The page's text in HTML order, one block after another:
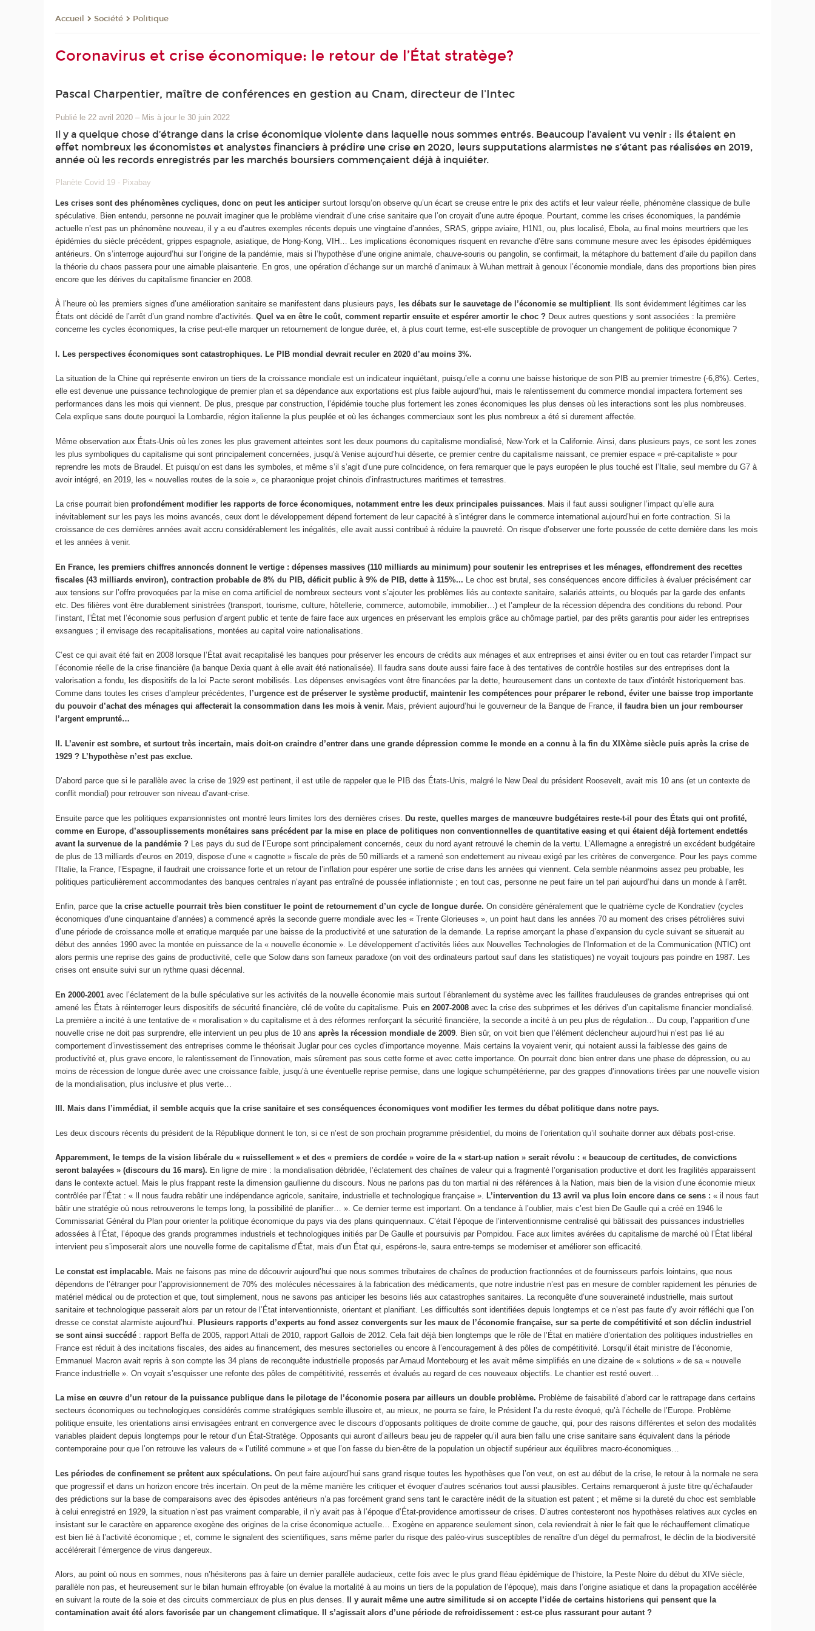
Accueil Société Politique
Coronavirus et crise économique: le retour de l’État stratège?
Pascal Charpentier, maître de conférences en gestion au Cnam, directeur de l'Intec
Publié le 22 avril 2020 – Mis à jour le 30 juin 2022
Il y a quelque chose d’étrange dans la crise économique violente dans laquelle nous sommes entrés. Beaucoup l’avaient vu venir : ils étaient en
effet nombreux les économistes et analystes financiers à prédire une crise en 2020, leurs supputations alarmistes ne s’étant pas réalisées en 2019,
année où les records enregistrés par les marchés boursiers commençaient déjà à inquiéter.
Planète Covid 19 - Pixabay
Les crises sont des phénomènes cycliques, donc on peut les anticiper surtout lorsqu’on observe qu’un écart se creuse entre le prix des actifs et leur valeur réelle, phénomène classique de bulle
spéculative. Bien entendu, personne ne pouvait imaginer que le problème viendrait d’une crise sanitaire que l’on croyait d’une autre époque. Pourtant, comme les crises économiques, la pandémie
actuelle n’est pas un phénomène nouveau, il y a eu d’autres exemples récents depuis une vingtaine d’années, SRAS, grippe aviaire, H1N1, ou, plus localisé, Ebola, au final moins meurtriers que les
épidémies du siècle précédent, grippes espagnole, asiatique, de Hong-Kong, VIH… Les implications économiques risquent en revanche d’être sans commune mesure avec les épisodes épidémiques
antérieurs. On s’interroge aujourd’hui sur l’origine de la pandémie, mais si l’hypothèse d’une origine animale, chauve-souris ou pangolin, se confirmait, la métaphore du battement d’aile du papillon dans
la théorie du chaos passera pour une aimable plaisanterie. En gros, une opération d’échange sur un marché d’animaux à Wuhan mettrait à genoux l’économie mondiale, dans des proportions bien pires
encore que les dérives du capitalisme financier en 2008.
À l’heure où les premiers signes d’une amélioration sanitaire se manifestent dans plusieurs pays, les débats sur le sauvetage de l’économie se multiplient. Ils sont évidemment légitimes car les
États ont décidé de l’arrêt d’un grand nombre d’activités.Quel va en être le coût, comment repartir ensuite et espérer amortir le choc ? Deux autres questions y sont associées : la première
concerne les cycles économiques, la crise peut-elle marquer un retournement de longue durée, et, à plus court terme, est-elle susceptible de provoquer un changement de politique économique ?
I. Les perspectives économiques sont catastrophiques. Le PIB mondial devrait reculer en 2020 d’au moins 3%.
La situation de la Chine qui représente environ un tiers de la croissance mondiale est un indicateur inquiétant, puisqu’elle a connu une baisse historique de son PIB au premier trimestre (-6,8%). Certes,
elle est devenue une puissance technologique de premier plan et sa dépendance aux exportations est plus faible aujourd’hui, mais le ralentissement du commerce mondial impactera fortement ses
performances dans les mois qui viennent. De plus, presque par construction, l’épidémie touche plus fortement les zones économiques les plus denses où les interactions sont les plus nombreuses.
Cela explique sans doute pourquoi la Lombardie, région italienne la plus peuplée et où les échanges commerciaux sont les plus nombreux a été si durement affectée.
Même observation aux États-Unis où les zones les plus gravement atteintes sont les deux poumons du capitalisme mondialisé, New-York et la Californie. Ainsi, dans plusieurs pays, ce sont les zones
les plus symboliques du capitalisme qui sont principalement concernées, jusqu’à Venise aujourd’hui déserte, ce premier centre du capitalisme naissant, ce premier espace « pré-capitaliste » pour
reprendre les mots de Braudel. Et puisqu’on est dans les symboles, et même s’il s’agit d’une pure coïncidence, on fera remarquer que le pays européen le plus touché est l’Italie, seul membre du G7 à
avoir intégré, en 2019, les « nouvelles routes de la soie », ce pharaonique projet chinois d’infrastructures maritimes et terrestres.
La crise pourrait bienprofondément modifier les rapports de force économiques, notamment entre les deux principales puissances. Mais il faut aussi souligner l’impact qu’elle aura
inévitablement sur les pays les moins avancés, ceux dont le développement dépend fortement de leur capacité à s’intégrer dans le commerce international aujourd’hui en forte contraction. Si la
croissance de ces dernières années avait accru considérablement les inégalités, elle avait aussi contribué à réduire la pauvreté. On risque d’observer une forte poussée de cette dernière dans les mois
et les années à venir.
En France, les premiers chiffres annoncés donnent le vertige : dépenses massives (110 milliards au minimum) pour soutenir les entreprises et les ménages, effondrement des recettes
fiscales (43 milliards environ), contraction probable de 8% du PIB, déficit public à 9% de PIB, dette à 115%... Le choc est brutal, ses conséquences encore difficiles à évaluer précisément car
aux tensions sur l’offre provoquées par la mise en coma artificiel de nombreux secteurs vont s’ajouter les problèmes liés au contexte sanitaire, salariés atteints, ou bloqués par la garde des enfants
etc. Des filières vont être durablement sinistrées (transport, tourisme, culture, hôtellerie, commerce, automobile, immobilier…) et l’ampleur de la récession dépendra des conditions du rebond. Pour
l’instant, l’État met l’économie sous perfusion d’argent public et tente de faire face aux urgences en préservant les emplois grâce au chômage partiel, par des prêts garantis pour aider les entreprises
exsangues ; il envisage des recapitalisations, montées au capital voire nationalisations.
C’est ce qui avait été fait en 2008 lorsque l’État avait recapitalisé les banques pour préserver les encours de crédits aux ménages et aux entreprises et ainsi éviter ou en tout cas retarder l’impact sur
l’économie réelle de la crise financière (la banque Dexia quant à elle avait été nationalisée). Il faudra sans doute aussi faire face à des tentatives de contrôle hostiles sur des entreprises dont la
valorisation a fondu, les dispositifs de la loi Pacte seront mobilisés. Les dépenses envisagées vont être financées par la dette, heureusement dans un contexte de taux d’intérêt historiquement bas.
Comme dans toutes les crises d’ampleur précédentes, l’urgence est de préserver le système productif, maintenir les compétences pour préparer le rebond, éviter une baisse trop importante
du pouvoir d’achat des ménages qui affecterait la consommation dans les mois à venir. Mais, prévient aujourd’hui le gouverneur de la Banque de France, il faudra bien un jour rembourser
l’argent emprunté…
II. L’avenir est sombre, et surtout très incertain, mais doit-on craindre d’entrer dans une grande dépression comme le monde en a connu à la fin du XIXème siècle puis après la crise de
1929 ? L’hypothèse n’est pas exclue.
D’abord parce que si le parallèle avec la crise de 1929 est pertinent, il est utile de rappeler que le PIB des États-Unis, malgré le New Deal du président Roosevelt, avait mis 10 ans (et un contexte de
conflit mondial) pour retrouver son niveau d’avant-crise.
Ensuite parce que les politiques expansionnistes ont montré leurs limites lors des dernières crises.Du reste, quelles marges de manœuvre budgétaires reste-t-il pour des États qui ont profité,
comme en Europe, d’assouplissements monétaires sans précédent par la mise en place de politiques non conventionnelles de quantitative easing et qui étaient déjà fortement endettés
avant la survenue de la pandémie ? Les pays du sud de l’Europe sont principalement concernés, ceux du nord ayant retrouvé le chemin de la vertu. L’Allemagne a enregistré un excédent budgétaire
de plus de 13 milliards d’euros en 2019, dispose d’une « cagnotte » fiscale de près de 50 milliards et a ramené son endettement au niveau exigé par les critères de convergence. Pour les pays comme
l’Italie, la France, l’Espagne, il faudrait une croissance forte et un retour de l’inflation pour espérer une sortie de crise dans les années qui viennent. Cela semble néanmoins assez peu probable, les
politiques particulièrement accommodantes des banques centrales n’ayant pas entraîné de poussée inflationniste ; en tout cas, personne ne peut faire un tel pari aujourd’hui dans un monde à l’arrêt.
Enfin, parce que la crise actuelle pourrait très bien constituer le point de retournement d’un cycle de longue durée. On considère généralement que le quatrième cycle de Kondratiev (cycles
économiques d’une cinquantaine d’années) a commencé après la seconde guerre mondiale avec les « Trente Glorieuses », un point haut dans les années 70 au moment des crises pétrolières suivi
d’une période de croissance molle et erratique marquée par une baisse de la productivité et une saturation de la demande. La reprise amorçant la phase d’expansion du cycle suivant se situerait au
début des années 1990 avec la montée en puissance de la « nouvelle économie ». Le développement d’activités liées aux Nouvelles Technologies de l’Information et de la Communication (NTIC) ont
alors permis une reprise des gains de productivité, celle que Solow dans son fameux paradoxe (on voit des ordinateurs partout sauf dans les statistiques) ne voyait toujours pas poindre en 1987. Les
crises ont ensuite suivi sur un rythme quasi décennal.
En 2000-2001 avec l’éclatement de la bulle spéculative sur les activités de la nouvelle économie mais surtout l’ébranlement du système avec les faillites frauduleuses de grandes entreprises qui ont
amené les États à réinterroger leurs dispositifs de sécurité financière, clé de voûte du capitalisme. Puisen 2007-2008 avec la crise des subprimes et les dérives d’un capitalisme financier mondialisé.
La première a incité à une tentative de « moralisation » du capitalisme et à des réformes renforçant la sécurité financière, la seconde a incité à un peu plus de régulation… Du coup, l’apparition d’une
nouvelle crise ne doit pas surprendre, elle intervient un peu plus de 10 ansaprès la récession mondiale de 2009 . Bien sûr, on voit bien que l’élément déclencheur aujourd’hui n’est pas lié au
comportement d’investissement des entreprises comme le théorisait Juglar pour ces cycles d’importance moyenne. Mais certains la voyaient venir, qui notaient aussi la faiblesse des gains de
productivité et, plus grave encore, le ralentissement de l’innovation, mais sûrement pas sous cette forme et avec cette importance. On pourrait donc bien entrer dans une phase de dépression, ou au
moins de récession de longue durée avec une croissance faible, jusqu’à une éventuelle reprise permise, dans une logique schumpétérienne, par des grappes d’innovations tirées par une nouvelle vision
de la mondialisation, plus inclusive et plus verte…
III. Mais dans l’immédiat, il semble acquis que la crise sanitaire et ses conséquences économiques vont modifier les termes du débat politique dans notre pays.
Les deux discours récents du président de la République donnent le ton, si ce n’est de son prochain programme présidentiel, du moins de l’orientation qu’il souhaite donner aux débats post-crise.
Apparemment, le temps de la vision libérale du « ruissellement » et des « premiers de cordée » voire de la « start-up nation » serait révolu : « beaucoup de certitudes, de convictions
seront balayées » (discours du 16 mars). En ligne de mire : la mondialisation débridée, l’éclatement des chaînes de valeur qui a fragmenté l’organisation productive et dont les fragilités apparaissent
dans le contexte actuel. Mais le plus frappant reste la dimension gaullienne du discours. Nous ne parlons pas du ton martial ni des références à la Nation, mais bien de la vision d’une économie mieux
contrôlée par l’État : « Il nous faudra rebâtir une indépendance agricole, sanitaire, industrielle et technologique française ». L’intervention du 13 avril va plus loin encore dans ce sens : « il nous faut
bâtir une stratégie où nous retrouverons le temps long, la possibilité de planifier… ». Ce dernier terme est important. On a tendance à l’oublier, mais c’est bien De Gaulle qui a créé en 1946 le
Commissariat Général du Plan pour orienter la politique économique du pays via des plans quinquennaux. C’était l’époque de l’interventionnisme centralisé qui bâtissait des puissances industrielles
adossées à l’État, l’époque des grands programmes industriels et technologiques initiés par De Gaulle et poursuivis par Pompidou. Face aux limites avérées du capitalisme de marché où l’État libéral
intervient peu s’imposerait alors une nouvelle forme de capitalisme d’État, mais d’un État qui, espérons-le, saura entre-temps se moderniser et améliorer son efficacité.
Le constat est implacable. Mais ne faisons pas mine de découvrir aujourd’hui que nous sommes tributaires de chaînes de production fractionnées et de fournisseurs parfois lointains, que nous
dépendons de l’étranger pour l’approvisionnement de 70% des molécules nécessaires à la fabrication des médicaments, que notre industrie n’est pas en mesure de combler rapidement les pénuries de
matériel médical ou de protection et que, tout simplement, nous ne savons pas anticiper les besoins liés aux catastrophes sanitaires. La reconquête d’une souveraineté industrielle, mais surtout
sanitaire et technologique passerait alors par un retour de l’État interventionniste, orientant et planifiant. Les difficultés sont identifiées depuis longtemps et ce n’est pas faute d’y avoir réfléchi que l’on
dresse ce constat alarmiste aujourd’hui.Plusieurs rapports d’experts au fond assez convergents sur les maux de l’économie française, sur sa perte de compétitivité et son déclin industriel
se sont ainsi succédé : rapport Beffa de 2005, rapport Attali de 2010, rapport Gallois de 2012. Cela fait déjà bien longtemps que le rôle de l’État en matière d’orientation des politiques industrielles en
France est réduit à des incitations fiscales, des aides au financement, des mesures sectorielles ou encore à l’encouragement à des pôles de compétitivité. Lorsqu’il était ministre de l’économie,
Emmanuel Macron avait repris à son compte les 34 plans de reconquête industrielle proposés par Arnaud Montebourg et les avait même simplifiés en une dizaine de « solutions » de sa « nouvelle
France industrielle ». On voyait s’esquisser une refonte des pôles de compétitivité, resserrés et évalués au regard de ces nouveaux objectifs. Le chantier est resté ouvert…
La mise en œuvre d’un retour de la puissance publique dans le pilotage de l’économie posera par ailleurs un double problème. Problème de faisabilité d’abord car le rattrapage dans certains
secteurs économiques ou technologiques considérés comme stratégiques semble illusoire et, au mieux, ne pourra se faire, le Président l’a du reste évoqué, qu’à l’échelle de l’Europe. Problème
politique ensuite, les orientations ainsi envisagées entrant en convergence avec le discours d’opposants politiques de droite comme de gauche, qui, pour des raisons différentes et selon des modalités
variables plaident depuis longtemps pour le retour d’un État-Stratège. Opposants qui auront d’ailleurs beau jeu de rappeler qu’il aura bien fallu une crise sanitaire sans équivalent dans la période
contemporaine pour que l’on retrouve les valeurs de « l’utilité commune » et que l’on fasse du bien-être de la population un objectif supérieur aux équilibres macro-économiques…
Les périodes de confinement se prêtent aux spéculations. On peut faire aujourd’hui sans grand risque toutes les hypothèses que l’on veut, on est au début de la crise, le retour à la normale ne sera
que progressif et dans un horizon encore très incertain. On peut de la même manière les critiquer et évoquer d’autres scénarios tout aussi plausibles. Certains remarqueront à juste titre qu’échafauder
des prédictions sur la base de comparaisons avec des épisodes antérieurs n’a pas forcément grand sens tant le caractère inédit de la situation est patent ; et même si la dureté du choc est semblable
à celui enregistré en 1929, la situation n’est pas vraiment comparable, il n’y avait pas à l’époque d’État-providence amortisseur de crises. D’autres contesteront nos hypothèses relatives aux cycles en
insistant sur le caractère en apparence exogène des origines de la crise économique actuelle… Exogène en apparence seulement sinon, cela reviendrait à nier le fait que le réchauffement climatique
est bien lié à l’activité économique ; et, comme le signalent des scientifiques, sans même parler du risque des paléo-virus susceptibles de renaître d’un dégel du permafrost, le déclin de la biodiversité
accélérerait l’émergence de virus dangereux.
Alors, au point où nous en sommes, nous n’hésiterons pas à faire un dernier parallèle audacieux, cette fois avec le plus grand fléau épidémique de l’histoire, la Peste Noire du début du XIVe siècle,
parallèle non pas, et heureusement sur le bilan humain effroyable (on évalue la mortalité à au moins un tiers de la population de l’époque), mais dans l’origine asiatique et dans la propagation accélérée
en suivant la route de la soie et des circuits commerciaux de plus en plus denses.
Il y aurait même une autre similitude si on accepte l’idée de certains historiens qui pensent que la
contamination avait été alors favorisée par un changement climatique. Il s’agissait alors d’une période de refroidissement : est-ce plus rassurant pour autant ?